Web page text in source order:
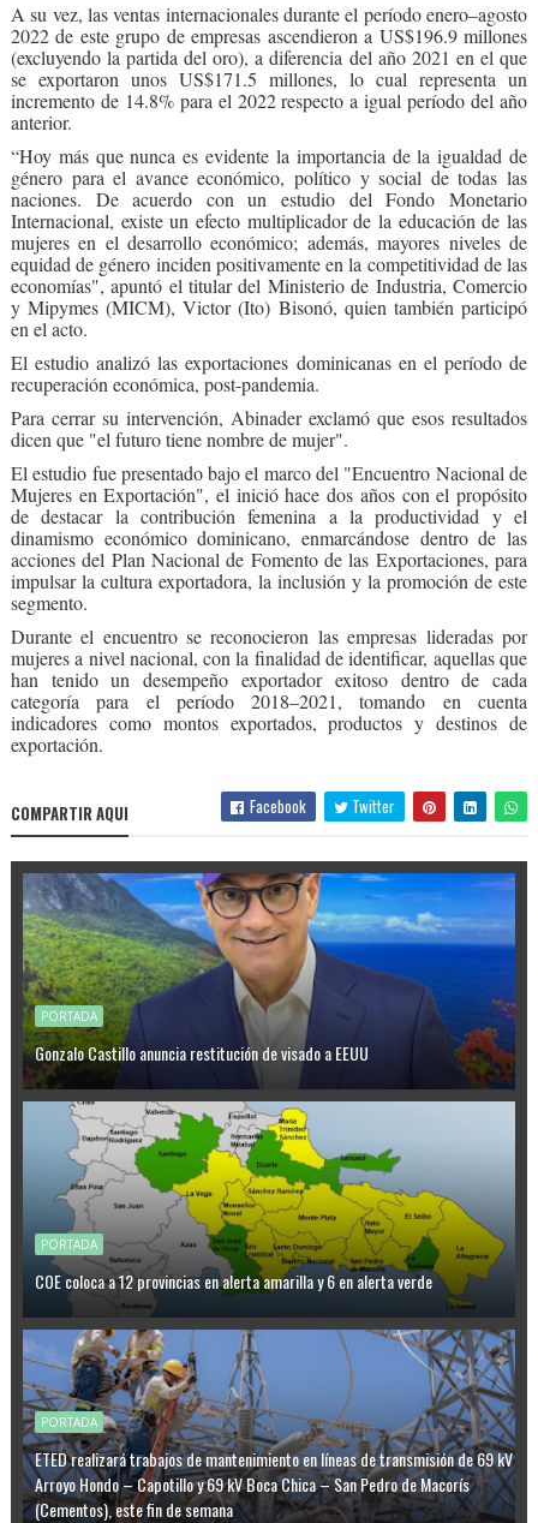
A su vez, las ventas internacionales durante el período enero–agosto
2022 de este grupo de empresas ascendieron a US$196.9 millones
(excluyendo la partida del oro), a diferencia del año 2021 en el que
se exportaron unos US$171.5 millones, lo cual representa un
incremento de 14.8% para el 2022 respecto a igual período del año
anterior.
“Hoy más que nunca es evidente la importancia de la igualdad de
género para el avance económico, político y social de todas las
naciones. De acuerdo con un estudio del Fondo Monetario
Internacional, existe un efecto multiplicador de la educación de las
mujeres en el desarrollo económico; además, mayores niveles de
equidad de género inciden positivamente en la competitividad de las
economías", apuntó el titular del Ministerio de Industria, Comercio
y Mipymes (MICM), Victor (Ito) Bisonó, quien también participó
en el acto.
El estudio analizó las exportaciones dominicanas en el período de
recuperación económica, post-pandemia.
Para cerrar su intervención, Abinader exclamó que esos resultados
dicen que "el futuro tiene nombre de mujer".
El estudio fue presentado bajo el marco del "Encuentro Nacional de
Mujeres en Exportación", el inició hace dos años con el propósito
de destacar la contribución femenina a la productividad y el
dinamismo económico dominicano, enmarcándose dentro de las
acciones del Plan Nacional de Fomento de las Exportaciones, para
impulsar la cultura exportadora, la inclusión y la promoción de este
segmento.
Durante el encuentro se reconocieron las empresas lideradas por
mujeres a nivel nacional, con la finalidad de identificar, aquellas que
han tenido un desempeño exportador exitoso dentro de cada
categoría para el período 2018–2021, tomando en cuenta
indicadores como montos exportados, productos y destinos de
exportación.
COMPARTIR AQUI Facebook Twitter
PORTADA
Gonzalo Castillo anuncia restitución de visado a EEUU
PORTADA
COE coloca a 12 provincias en alerta amarilla y 6 en alerta verde
PORTADA
ETED realizará trabajos de mantenimiento en líneas de transmisión de 69 kV
Arroyo Hondo – Capotillo y 69 kV Boca Chica – San Pedro de Macorís
(Cementos), este fin de semana